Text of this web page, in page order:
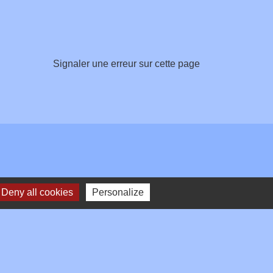
Signaler une erreur sur cette page
all cookies Personalize